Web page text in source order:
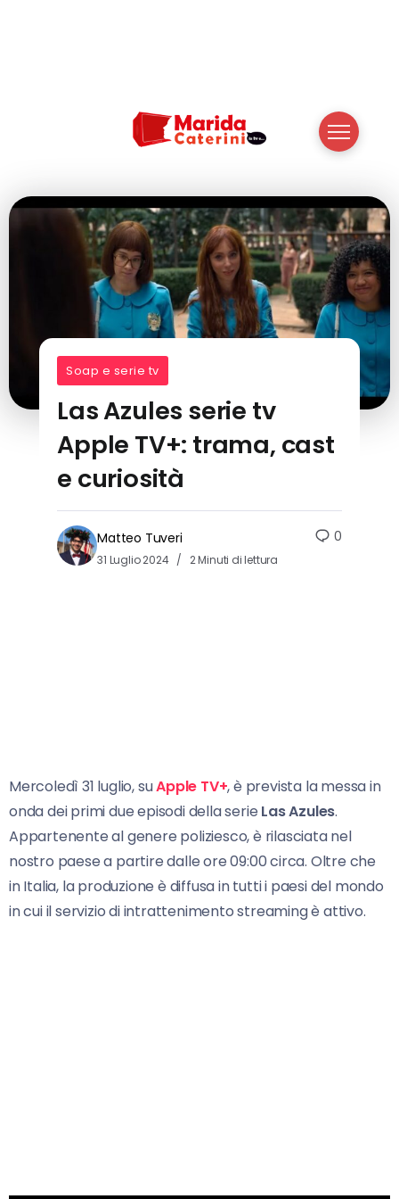
Soap e serie tv
Las Azules serie tv
Apple TV+: trama, cast
e curiosità
Matteo Tuveri
31 Luglio 2024 2 Minuti di lettura
0
Mercoledì 31 luglio, suApple TV+, è prevista la messa in
onda dei primi due episodi della serie Las Azules.
Appartenente al genere poliziesco, è rilasciata nel
nostro paese a partire dalle ore 09:00 circa. Oltre che
in Italia, la produzione è diffusa in tutti i paesi del mondo
in cui il servizio di intrattenimento streaming è attivo.